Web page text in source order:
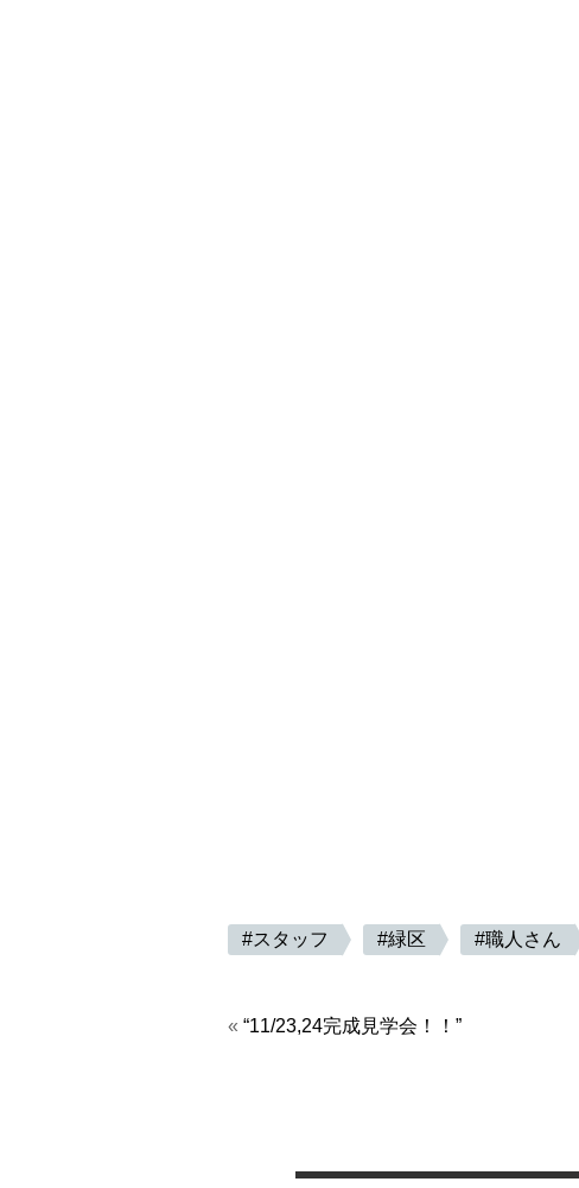
スタッフ 緑区 職人さん
« “11/23,24完成見学会！！”